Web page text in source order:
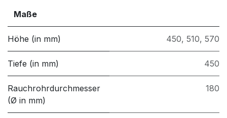
Maße
Höhe (in mm) 450, 510, 570
Tiefe (in mm) 450
Rauchrohrdurchmesser
(Ø in mm)
180